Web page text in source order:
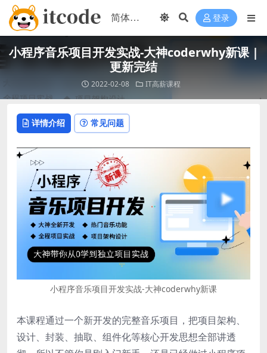
登录
小程序音乐项目开发实战-大神coderwhy新课 |
更新完结
2022-02-08 IT高薪课程
详情介绍 常见问题
小程序音乐项目开发实战-大神coderwhy新课
本课程通过一个新开发的完整音乐项目，把项目架构、
设计、封装、抽取、组件化等核心开发思想全部讲透